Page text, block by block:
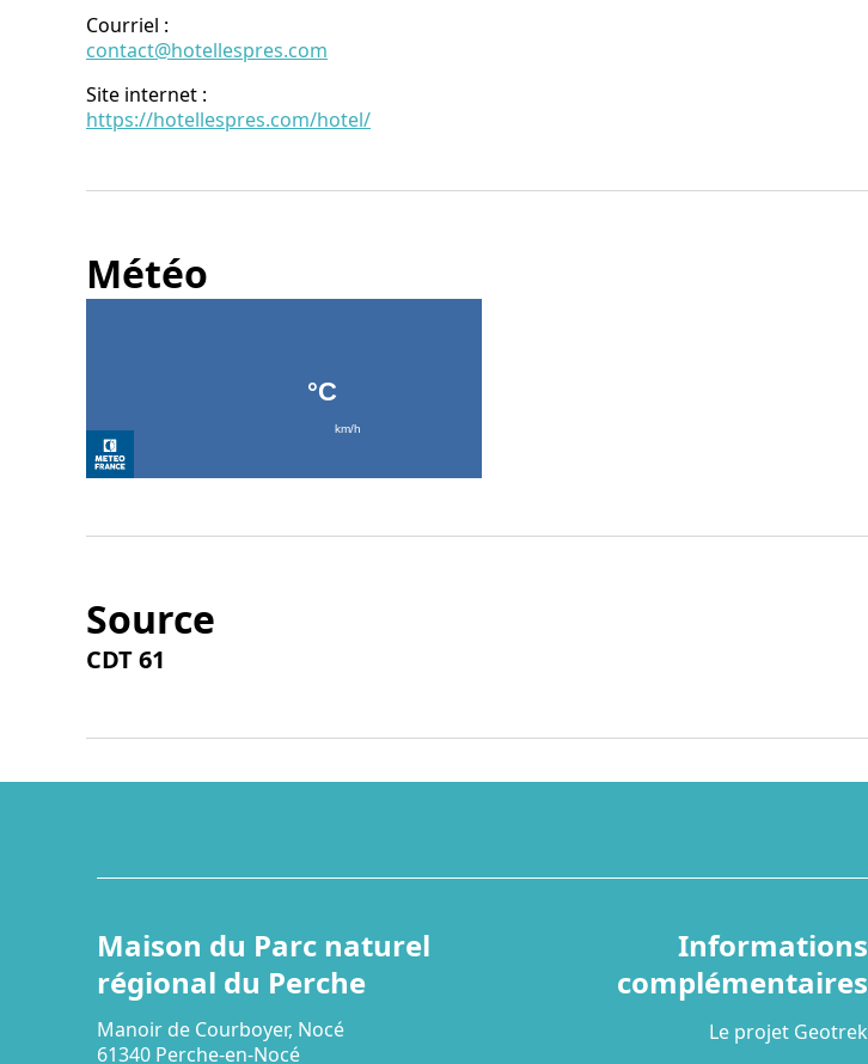
Courriel :
contact@hotellespres.com
Site internet :
https://hotellespres.com/hotel/
Météo
Source
CDT 61
Maison du Parc naturel
régional du Perche
Manoir de Courboyer, Nocé
61340 Perche-en-Nocé
Informations
complémentaires
Le projet Geotrek